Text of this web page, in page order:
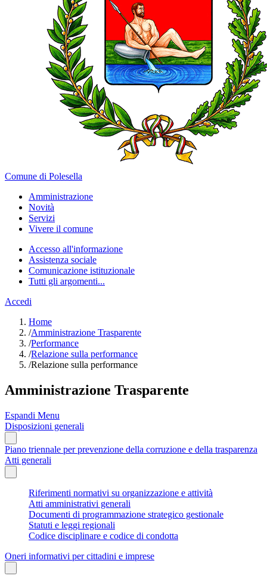
Comune di Polesella
Amministrazione
Novità
Servizi
Vivere il comune
Accesso all'informazione
Assistenza sociale
Comunicazione istituzionale
Tutti gli argomenti...
Accedi
Home
/Amministrazione Trasparente
/Performance
/Relazione sulla performance
/Relazione sulla performance
Amministrazione Trasparente
Espandi Menu
Disposizioni generali
Piano triennale per prevenzione della corruzione e della trasparenza
Atti generali
Riferimenti normativi su organizzazione e attività
Atti amministrativi generali
Documenti di programmazione strategico gestionale
Statuti e leggi regionali
Codice disciplinare e codice di condotta
Oneri informativi per cittadini e imprese